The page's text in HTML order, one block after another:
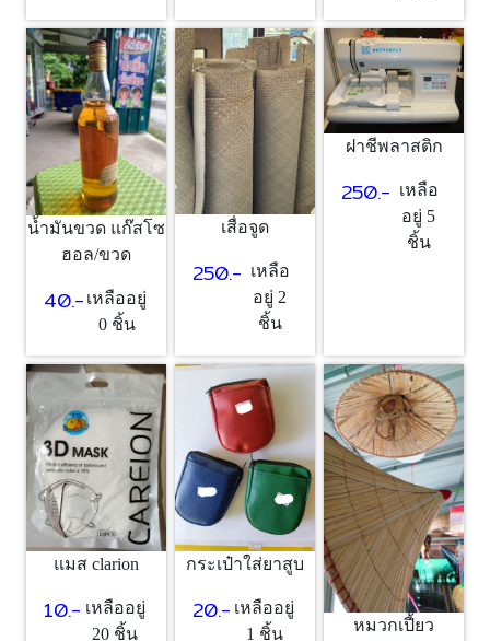
น้ำมันขวด แก๊สโซ
ฮอล/ขวด
40.- เหลืออยู่
0 ชิ้น
เสื่อจูด
250.- เหลือ
อยู่ 2
ชิ้น
ฝาชีพลาสติก
250.- เหลือ
อยู่ 5
ชิ้น
แมส clarion
10.- เหลืออยู่
20 ชิ้น
กระเป๋าใส่ยาสูบ
20.- เหลืออยู่
1 ชิ้น
หมวกเปี้ยว